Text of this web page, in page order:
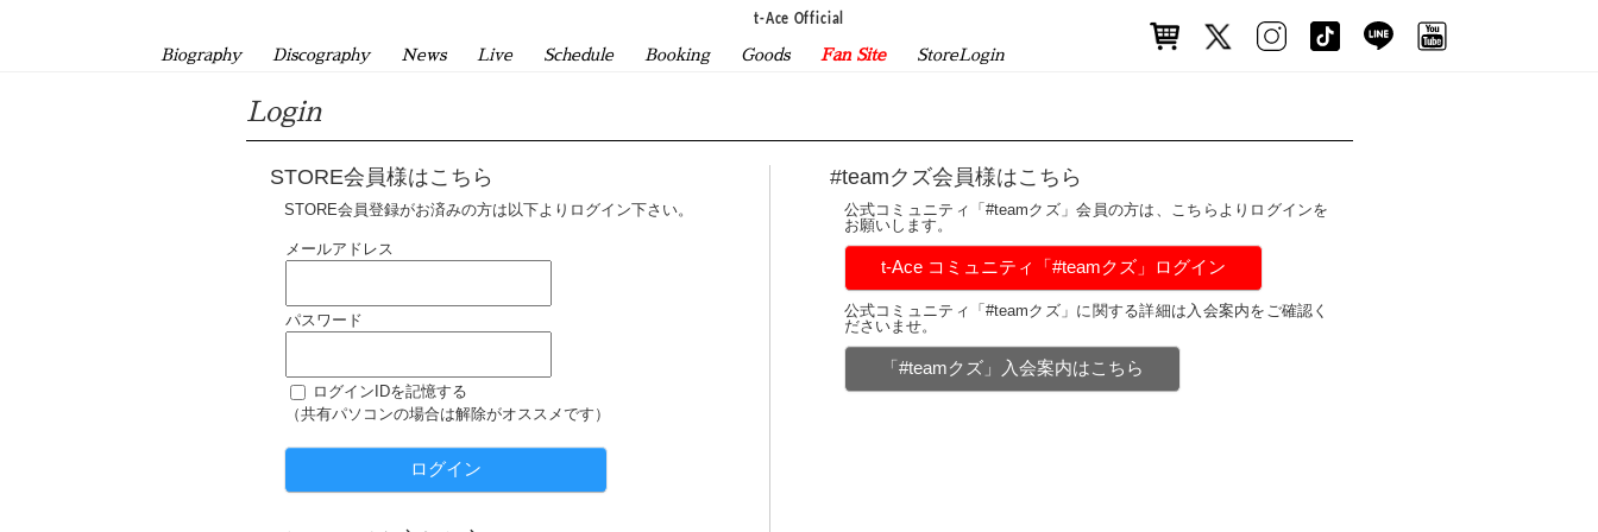
t-Ace Official
Biography Discography News Live Schedule Booking Goods Fan Site StoreLogin
Login
STORE会員様はこちら
STORE会員登録がお済みの方は以下よりログイン下さい。
メールアドレス
パスワード
ログインIDを記憶する
（共有パソコンの場合は解除がオススメです）
ログイン
#teamクズ会員様はこちら
公式コミュニティ「#teamクズ」会員の方は、こちらよりログインを
お願いします。
t-Ace コミュニティ「#teamクズ」ログイン
公式コミュニティ「#teamクズ」に関する詳細は入会案内をご確認く
ださいませ。
「#teamクズ」入会案内はこちら